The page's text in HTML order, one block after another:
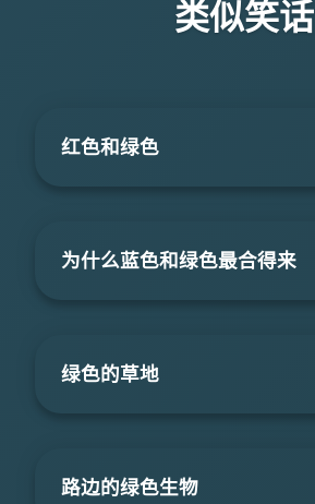
类似笑话
红色和绿色
为什么蓝色和绿色最合得来
绿色的草地
路边的绿色生物